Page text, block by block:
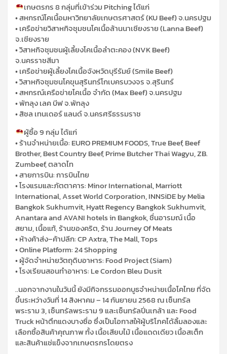
เกษตรกร 8 กลุ่มที่เข้าร่วม Pitching ได้แก่
• สหกรณ์โคเนื้อมหาวิทยาลัยเกษตรศาสตร์ (KU Beef) จ.นครปฐม
• เครือข่ายวิสาหกิจชุมชนโคเนื้อล้านนาเชียงราย (Lanna Beef)
จ.เชียงราย
• วิสาหกิจชุมชนผู้เลี้ยงโคเนื้อลำตะคอง (NVK Beef)
จ.นครราชสีมา
• เครือข่ายผู้เลี้ยงโคเนื้อจังหวัดบุรีรัมย์ (Smile Beef)
• วิสาหกิจชุมชนโคขุนสุรินทร์โกเบครบวงจร จ.สุรินทร์
• สหกรณ์เครือข่ายโคเนื้อ จำกัด (Max Beef) จ.นครปฐม
• พัทลุง เลค บีฟ จ.พัทลุง
• สิชล เทนเดอร์ แลนด์ จ.นครศรีธรรมราช
ผู้ซื้อ 9 กลุ่ม ได้แก่
• ร้านจำหน่ายเนื้อ: EURO PREMIUM FOODS, True Beef, Beef
Brother, Best Country Beef, Prime Butcher Thai Wagyu, ZB.
Zumbeef, ตลาดไท
• สายการบิน: การบินไทย
• โรงแรมและภัตตาคาร: Minor International, Marriott
International, Asset World Corporation, INNSiDE by Melia
Bangkok Sukhumvit, Hyatt Regency Bangkok Sukhumvit,
Anantara and AVANI hotels in Bangkok, ชื่นอารมณ์ เนื้อ
สยาม, เนื้อแท้, ร้านของคริต, ร้าน Journey Of Meats
• ห้างค้าส่ง–ค้าปลีก: CP Axtra, The Mall, Tops
• Online Platform: 24 Shopping
• ผู้จัดจำหน่ายวัตถุดิบอาหาร: Food Project (Siam)
• โรงเรียนสอนทำอาหาร: Le Cordon Bleu Dusit
..นอกจากงานในวันนี้ ยังมีกิจกรรมออกบูธจำหน่ายเนื้อโคไทย ที่จัด
ขึ้นระหว่างวันที่ 14 สิงหาคม – 14 กันยายน 2568 ณ เซ็นทรัล
พระราม 3, เซ็นทรัลพระราม 9 และเซ็นทรัลปิ่นเกล้า และ Food
Truck หน้าตึกแดงบางซื่อ ซึ่งเป็นโอกาสให้ผู้บริโภคได้ลิ้มลองและ
เลือกซื้อสินค้าคุณภาพ ทั้ง เนื้อเสียบไม้ เนื้อแดดเดียว เนื้อสเต็ก
และสินค้าแช่แข็งจากเกษตรกรโดยตรง